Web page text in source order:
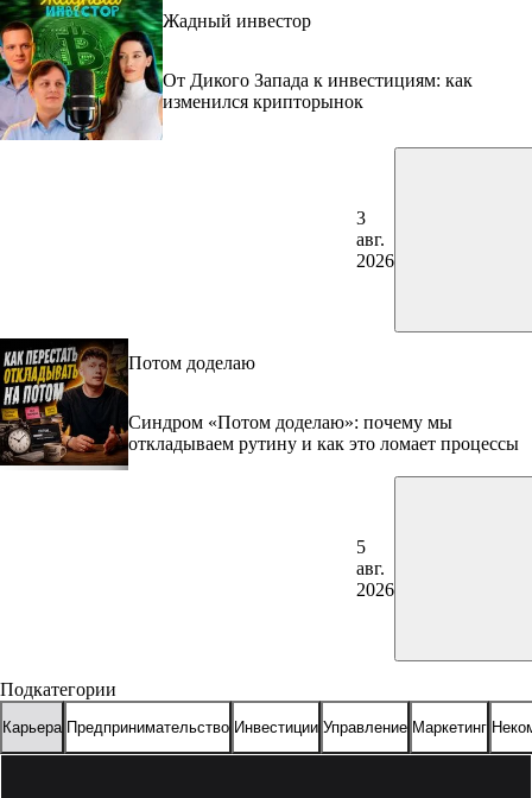
Жадный инвестор
От Дикого Запада к инвестициям: как
изменился крипторынок
3
авг.
2026
Потом доделаю
Синдром «Потом доделаю»: почему мы
откладываем рутину и как это ломает процессы
5
авг.
2026
Подкатегории
Карьера Предпринимательство Инвестиции Управление Маркетинг